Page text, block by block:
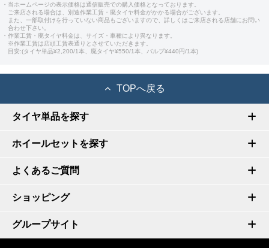
・当ホームページの表示価格は通信販売での購入価格となっております。
ご来店される場合は、別途作業工賃・廃タイヤ料金がかかる場合がございます。
また、一部取付けを行っていない商品もございますので、詳しくはご来店される店舗にお問い
合わせ下さい。
・作業工賃・廃タイヤ料金は、サイズ・車種により異なります。
※作業工賃は店頭工賃表通りとさせていただきます。
目安:(タイヤ単品¥2,200/1本、廃タイヤ¥550/1本、バルブ¥440円/1本)
TOPへ戻る
タイヤ単品を探す
ホイールセットを探す
よくあるご質問
ショッピング
グループサイト